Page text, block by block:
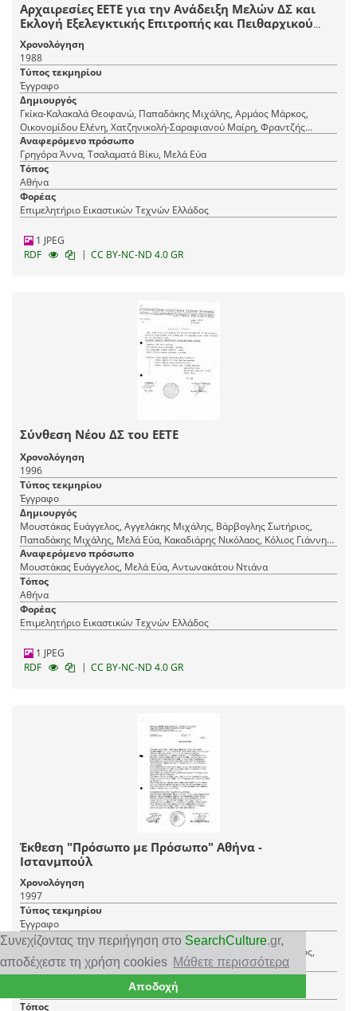
Συνεχίζοντας την περιήγηση στο SearchCulture.gr,
αποδέχεστε τη χρήση cookies Μάθετε περισσότερα
Αποδοχή
Αρχαιρεσίες ΕΕΤΕ για την Ανάδειξη Μελών ΔΣ και
Εκλογή Εξελεγκτικής Επιτροπής και Πειθαρχικού
Συμβουλίου
Χρονολόγηση
1988
Τύπος τεκμηρίου
Έγγραφο
Δημιουργός
Γκίκα-Καλακαλά Θεοφανώ, Παπαδάκης Μιχάλης, Αρμάος Μάρκος,
Οικονομίδου Ελένη, Χατζηνικολή-Σαραφιανού Μαίρη, Φραντζής
Μιχάλης, Ρόθος Κωνσταντίνος, Γουρζής Ιωάννης, Πανά Θεοδώρα,
Μελά Εύα, Μπονάνου Μιμή, Ευγενίδης Νικόλαος, Γρηγόρα-
Πανουτσοπούλου Άννα, Βασιλόπουλος Θεόδωρος, Δαραδήμος
Χαράλαμπος, Δουκουμετζάκης Μιχαήλ, Πικριδάς Χρήστος, Γιατράς
Χαράλαμπος, Σοφρά-Μαλλιάρου Βασιλική, Βράνος Νικόλαος,
Μαργαριτώφ Αμαλία, Ηλιού-Κουμίδου Ρόζα, Ακάλεστος Μιχάλης,
Τσαλαματά Βασιλική, Γαβαλάς Στυλιανός
Αναφερόμενο πρόσωπο
Γρηγόρα Άννα, Τσαλαματά Βίκυ, Μελά Εύα
Τόπος
Αθήνα
Φορέας
Επιμελητήριο Εικαστικών Τεχνών Ελλάδος
1 JPEG
RDF
| CC BY-NC-ND 4.0 GR
Σύνθεση Νέου ΔΣ του ΕΕΤΕ
Χρονολόγηση
1996
Τύπος τεκμηρίου
Έγγραφο
Δημιουργός
Μουστάκας Ευάγγελος, Αγγελάκης Μιχάλης, Βάρβογλης Σωτήριος,
Παπαδάκης Μιχάλης, Μελά Εύα, Κακαδιάρης Νικόλαος, Κόλιος Γιάννης,
Αντωνακάτου Ντιάνα, Μελισσαράτου Ευαγγελία, Ρόθος Κωνσταντίνος
Αναφερόμενο πρόσωπο
Μουστάκας Ευάγγελος, Μελά Εύα, Αντωνακάτου Ντιάνα
Τόπος
Αθήνα
Φορέας
Επιμελητήριο Εικαστικών Τεχνών Ελλάδος
1 JPEG
RDF
| CC BY-NC-ND 4.0 GR
Έκθεση "Πρόσωπο με Πρόσωπο" Αθήνα -
Ιστανμπούλ
Χρονολόγηση
1997
Τύπος τεκμηρίου
Έγγραφο
Δημιουργός
Κερεκλίδου Βούλα, Θεοφυλάκτου Ελένη, Κωνσταντινίδης Λάζαρος,
Παπαδάκης Μιχάλης, Χατζή Αλίκη, Μελισσαράτου Ευαγγελία,
Ρουμπέσκου-Ζώτου Νίκη, Ζάμπουρα Μαρία-Ελένη, Πανουργιά Δήμητρα,
Κουλουμπρούκας Νικόλαος, Ζαντρέϊκο Έλενα, Μελά Εύα, Κελεμένδρη
Έλλη, Κακαδιάρης Νικόλαος, Καρβελά Αναστασία, Ζαννής Στέφανος,
Αναφερόμενο πρόσωπο
Γρηγόρα Άννα, Μελά Εύα, Ζαμπούρα Μαριλένα
Τόπος